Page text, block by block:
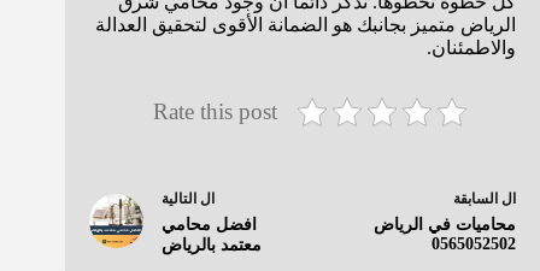
الرياض متميز بجانبك هو الضمانة الأقوى لتحقيق العدالة
والاطمئنان.
Rate this post
ال السابقة
محاميات في الرياض
0565052502
ال التالية
افضل محامي
معتمد بالرياض